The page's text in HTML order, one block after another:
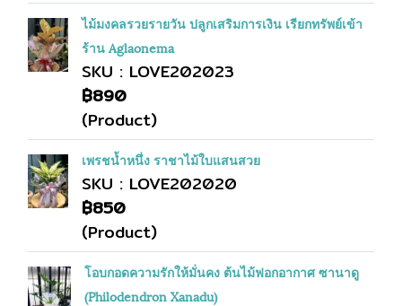
ไม้มงคลรวยรายวัน ปลูกเสริมการเงิน เรียกทรัพย์เข้า
ร้าน Aglaonema
SKU : LOVE202023
฿890
(Product)
เพรชน้ำหนึ่ง ราชาไม้ใบแสนสวย
SKU : LOVE202020
฿850
(Product)
โอบกอดความรักให้มั่นคง ต้นไม้ฟอกอากาศ ซานาดู
(Philodendron Xanadu)